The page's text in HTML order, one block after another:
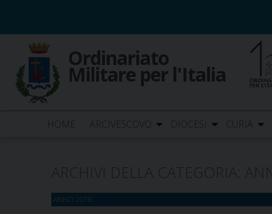
content
Ordinariato
Militare per l'Italia
HOME ARCIVESCOVO DIOCESI CURIA
ANNO 2018